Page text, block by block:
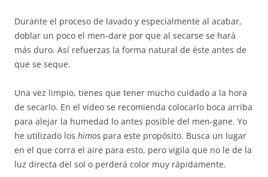
Durante el proceso de lavado y especialmente al acabar,
doblar un poco el men-dare por que al secarse se hará
más duro. Así refuerzas la forma natural de éste antes de
que se seque.
Una vez limpio, tienes que tener mucho cuidado a la hora
de secarlo. En el vídeo se recomienda colocarlo boca arriba
para alejar la humedad lo antes posible del men-gane. Yo
he utilizado los himos para este propósito. Busca un lugar
en el que corra el aire para esto, pero vigila que no le de la
luz directa del sol o perderá color muy rápidamente.